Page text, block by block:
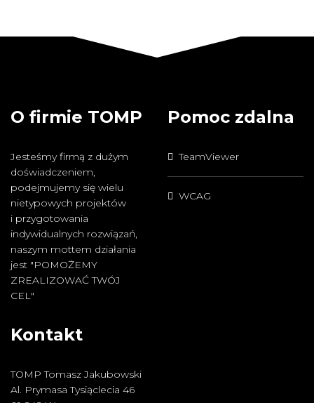
O firmie TOMP
Jesteśmy firmą z dużym
doświadczeniem,
podejmujemy się wielu
nietypowych projektów
i przygotowania
indywidualnych rozwiązań,
naszym mottem działania
jest "POMOŻEMY
ZREALIZOWAĆ TWÓJ
CEL"
Pomoc zdalna
TeamViewer
WCAG
Kontakt
TOMP Tomasz Jakubowski
Al. Prymasa Tysiąclecia 46